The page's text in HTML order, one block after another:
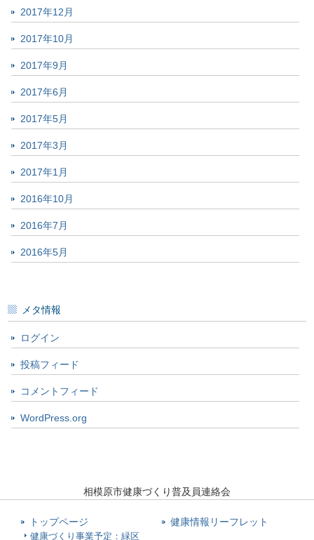
2017年12月
2017年10月
2017年9月
2017年6月
2017年5月
2017年3月
2017年1月
2016年10月
2016年7月
2016年5月
メタ情報
ログイン
投稿フィード
コメントフィード
WordPress.org
相模原市健康づくり普及員連絡会
トップページ
健康づくり事業予定：緑区
健康情報リーフレット